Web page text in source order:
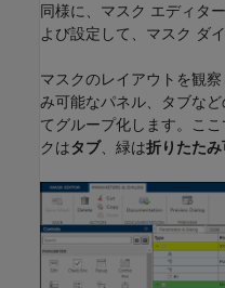
同様に、マスク エディタ
よび設定して、マスク ダ
マスクのレイアウトを観
み可能なパネル、タブな
てグループ化します。こ
クはタブ、緑は折りたた